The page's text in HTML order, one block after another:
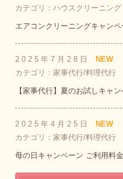
カテゴリ：ハウスクリーニング
エアコンクリーニングキャンペ
2025年7月28日
NEW
カテゴリ：家事代行/料理代行
【家事代行】夏のお試しキャ
2025年4月25日
NEW
カテゴリ：家事代行/料理代行
母の日キャンペーン ご利用料